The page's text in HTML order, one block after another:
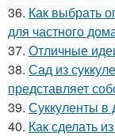
36. Как выбрать
для частного
37. Отличные
38. Сад из
представляет
39. Суккуленты в
40. Как сделать